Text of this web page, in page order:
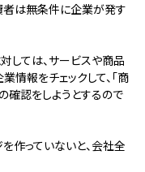
者は無条件に企業が発す
しては、サービスや商品
情報をチェックして、「商
確認をしようとするので
作っていないと、会社全